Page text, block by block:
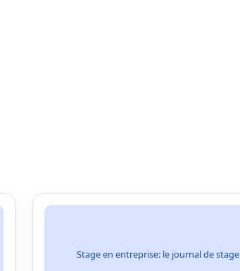
Stage en entreprise: le journal de stage